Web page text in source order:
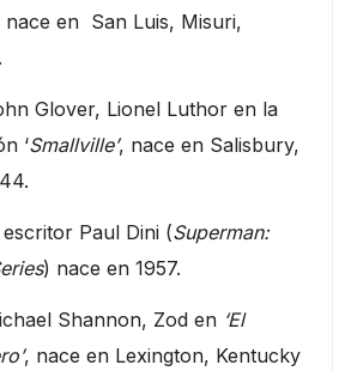
nace en San Luis, Misuri,
Glover, Lionel Luthor en la
‘Smallville’, nace en Salisbury,
escritor Paul Dini (Superman:
) nace en 1957.
Shannon, Zod en ‘El
, nace en Lexington, Kentucky